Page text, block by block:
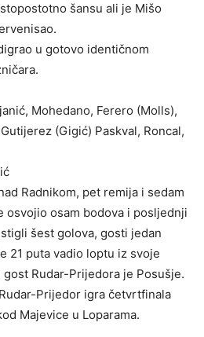
šansu ali je Mišo
u gotovo identičnom
Mohedano, Ferero (Molls),
(Gigić) Paskval, Roncal,
Radnikom, pet remija i sedam
osvojio osam bodova i posljednji
šest golova, gosti jedan
21 puta vadio loptu iz svoje
Rudar-Prijedora je Posušje.
Prijedor igra četvrtfinala
Majevice u Loparama.